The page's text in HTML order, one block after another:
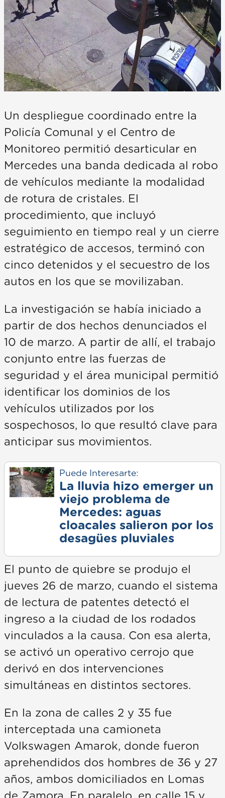
Un despliegue coordinado entre la
Policía Comunal y el Centro de
Monitoreo permitió desarticular en
Mercedes una banda dedicada al robo
de vehículos mediante la modalidad
de rotura de cristales. El
procedimiento, que incluyó
seguimiento en tiempo real y un cierre
estratégico de accesos, terminó con
cinco detenidos y el secuestro de los
autos en los que se movilizaban.
La investigación se había iniciado a
partir de dos hechos denunciados el
10 de marzo. A partir de allí, el trabajo
conjunto entre las fuerzas de
seguridad y el área municipal permitió
identificar los dominios de los
vehículos utilizados por los
sospechosos, lo que resultó clave para
anticipar sus movimientos.
Puede Interesarte:
La lluvia hizo emerger un
viejo problema de
Mercedes: aguas
cloacales salieron por los
desagües pluviales
El punto de quiebre se produjo el
jueves 26 de marzo, cuando el sistema
de lectura de patentes detectó el
ingreso a la ciudad de los rodados
vinculados a la causa. Con esa alerta,
se activó un operativo cerrojo que
derivó en dos intervenciones
simultáneas en distintos sectores.
En la zona de calles 2 y 35 fue
interceptada una camioneta
Volkswagen Amarok, donde fueron
aprehendidos dos hombres de 36 y 27
años, ambos domiciliados en Lomas